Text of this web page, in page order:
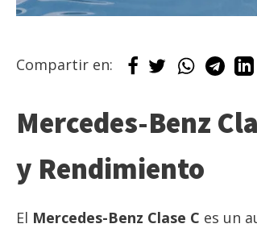
Compartir en:
Mercedes-Benz
y Rendimiento
El Mercedes-Benz Clase C es un